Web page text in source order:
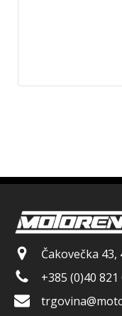
Čakovečka 43,
+385 (0)40 821